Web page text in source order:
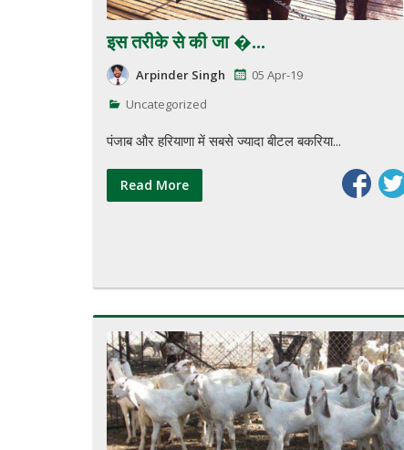
इस तरीके से की जा �...
Arpinder Singh
05 Apr-19
Uncategorized
पंजाब और हरियाणा में सबसे ज्यादा बीटल बकरिया...
Read More